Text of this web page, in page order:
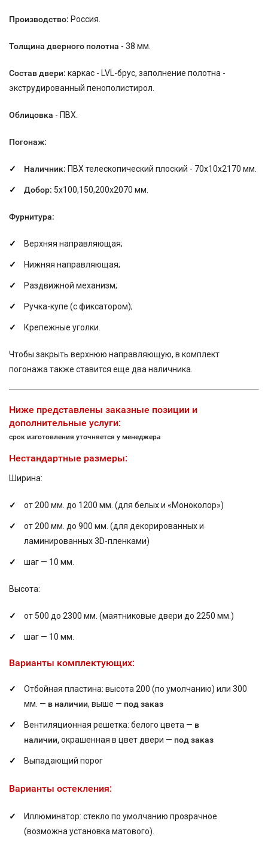
Производство: Россия.
Толщина дверного полотна - 38 мм.
Состав двери: каркас - LVL-брус, заполнение полотна -
экструдированный пенополистирол.
Облицовка - ПВХ.
Погонаж:
Наличник: ПВХ телескопический плоский - 70х10х2170 мм.
Добор: 5х100,150,200х2070 мм.
Фурнитура:
Верхняя направляющая;
Нижняя направляющая;
Раздвижной механизм;
Ручка-купе (с фиксатором);
Крепежные уголки.
Чтобы закрыть верхнюю направляющую, в комплект
погонажа также ставится еще два наличника.
Ниже представлены заказные позиции и
дополнительные услуги:
срок изготовления уточняется у менеджера
Нестандартные размеры:
Ширина:
от 200 мм. до 1200 мм. (для белых и «Моноколор»)
от 200 мм. до 900 мм. (для декорированных и
ламинированных 3D-пленками)
шаг — 10 мм.
Высота:
от 500 до 2300 мм. (маятниковые двери до 2250 мм.)
шаг — 10 мм.
Варианты комплектующих:
Отбойная пластина: высота 200 (по умолчанию) или 300
мм. — в наличии, выше — под заказ
Вентиляционная решетка: белого цвета — в
наличии,окрашенная в цвет двери — под заказ
Выпадающий порог
Варианты остекления:
Иллюминатор: стекло по умолчанию прозрачное
(возможна установка матового).